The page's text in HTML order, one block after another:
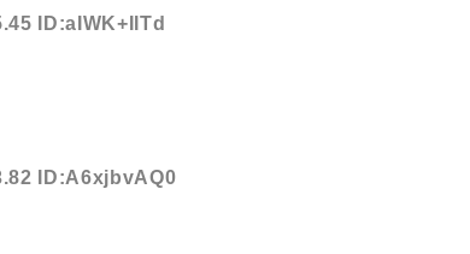
ID:aIWK+IITd
ID:A6xjbvAQ0